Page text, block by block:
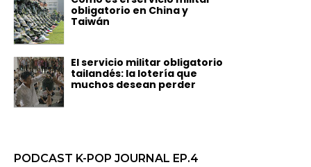
obligatorio en China y
Taiwán
El servicio militar obligatorio
tailandés: la lotería que
muchos desean perder
PODCAST K-POP JOURNAL EP.4